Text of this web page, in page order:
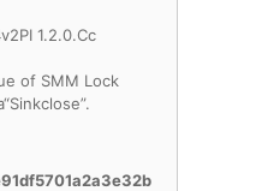
1.2.0.Cc
of SMM Lock